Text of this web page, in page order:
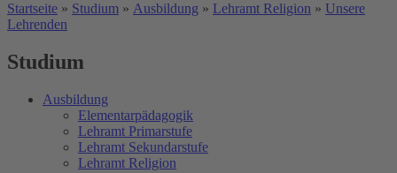
Startseite » Studium » Ausbildung » Lehramt Religion » Unsere
Lehrenden
Studium
Ausbildung
Elementarpädagogik
Lehramt Primarstufe
Lehramt Sekundarstufe
Lehramt Religion